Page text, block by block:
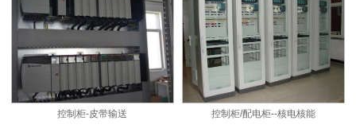
控制柜-皮带输送 控制柜/配电柜--核电核能